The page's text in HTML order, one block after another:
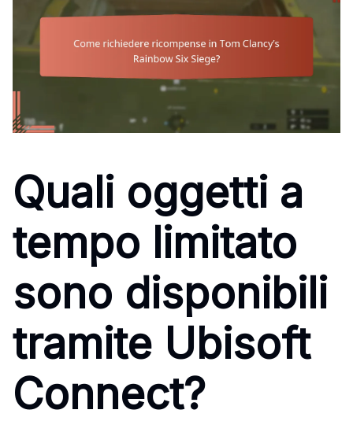
Quali oggetti a
tempo limitato
sono disponibili
tramite Ubisoft
Connect?